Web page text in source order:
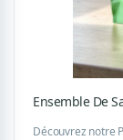
Ensemble De
Découvrez notre